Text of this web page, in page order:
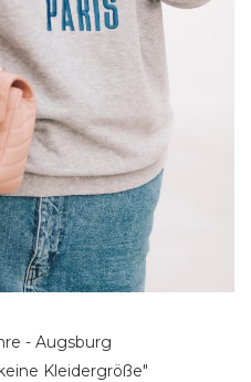
- Augsburg
Kleidergröße"